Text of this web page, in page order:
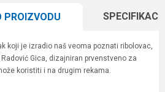
PROIZVODU
koji je izradio naš veoma poznati ribolovac,
Gica, dizajniran prvenstveno za
koristiti i na drugim rekama.